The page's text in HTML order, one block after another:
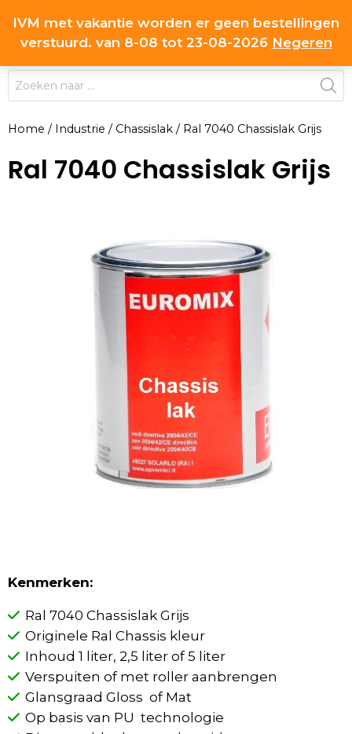
IVM met vakantie worden er geen bestellingen
verstuurd. van 8-08 tot 23-08-2026 Negeren
naar
inhoud
0 MENU
Producten
zoeken
Home / Industrie / Chassislak / Ral 7040 Chassislak Grijs
Ral 7040 Chassislak Grijs
Kenmerken:
Ral 7040 Chassislak Grijs
Originele Ral Chassis kleur
Inhoud 1 liter, 2,5 liter of 5 liter
Verspuiten of met roller aanbrengen
Glansgraad Gloss of Mat
Op basis van PU technologie